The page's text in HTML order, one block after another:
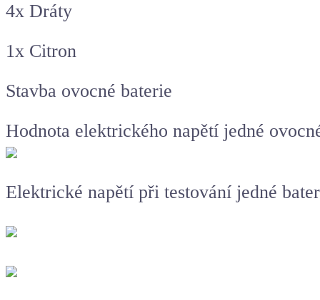
4x Dráty
1x Citron
Stavba ovocné baterie
Hodnota elektrického napětí jedné
Elektrické napětí při testování jedné